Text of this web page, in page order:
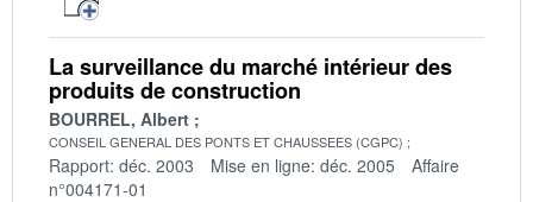
La surveillance du marché intérieur des
produits de construction
BOURREL, Albert
CONSEIL GENERAL DES PONTS ET CHAUSSEES (CGPC)
Rapport: déc. 2003 Mise en ligne: déc. 2005
Affaire
n°004171-01